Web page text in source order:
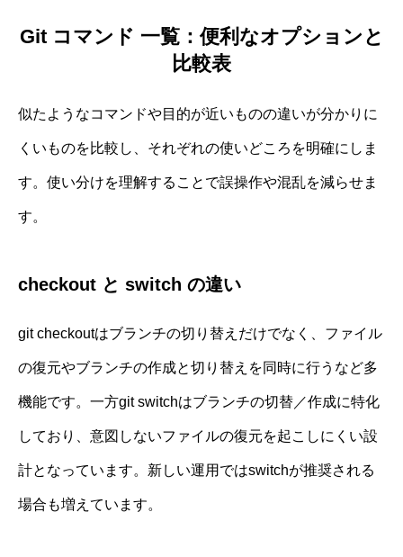
Git コマンド 一覧：便利なオプションと
比較表
似たようなコマンドや目的が近いものの違いが分かりに
くいものを比較し、それぞれの使いどころを明確にしま
す。使い分けを理解することで誤操作や混乱を減らせま
す。
checkout と switch の違い
git checkoutはブランチの切り替えだけでなく、ファイル
の復元やブランチの作成と切り替えを同時に行うなど多
機能です。一方git switchはブランチの切替／作成に特化
しており、意図しないファイルの復元を起こしにくい設
計となっています。新しい運用ではswitchが推奨される
場合も増えています。